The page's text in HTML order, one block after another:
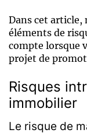
Dans cet article,
éléments de
compte lorsque
projet de
Risques
immobilier
Le risque de